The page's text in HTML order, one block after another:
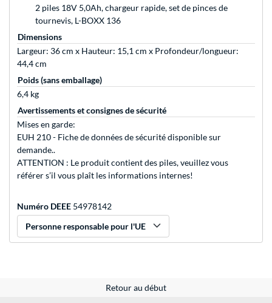
2 piles 18V 5,0Ah, chargeur rapide, set de pinces de
tournevis, L-BOXX 136
Dimensions
Largeur: 36 cm x Hauteur: 15,1 cm x Profondeur/longueur:
44,4 cm
Poids (sans emballage)
6,4 kg
Avertissements et consignes de sécurité
Mises en garde:
EUH 210 - Fiche de données de sécurité disponible sur
demande..
ATTENTION : Le produit contient des piles, veuillez vous
référer s’il vous plaît les informations internes!
Numéro DEEE 54978142
Personne responsable pour l'UE
Retour au début